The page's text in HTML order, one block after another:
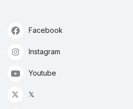
Facebook
Instagram
Youtube
𝕏